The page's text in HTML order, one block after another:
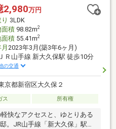
かけにも便利な好立地■都心に
ローンのご相談もお気軽にど
2,980万円
3LDK
面積98.82m2
面積55.41m2
2023年3月(築3年6ヶ月)
ＪＲ山手線 新大久保駅 徒歩10分
の交通
京都新宿区大久保２
ス 所有権
快なアクセスと、ゆとりある
。JR山手線「新大久保」駅徒